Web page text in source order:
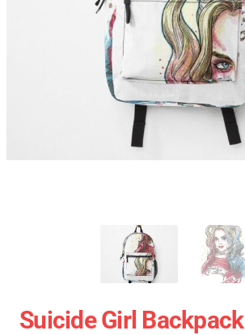
Suicide Girl Backpack